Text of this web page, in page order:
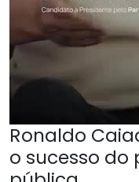
Ronaldo
o sucesso do